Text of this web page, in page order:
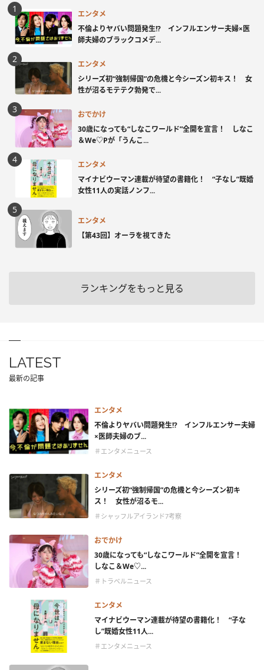
エンタメ
不倫よりヤバい問題発生!? インフルエンサー夫婦×医
師夫婦のブラックコメデ...
エンタメ
シリーズ初“強制帰国”の危機と今シーズン初キス！ 女
性が沼るモテテク勃発で...
おでかけ
30歳になっても“しなこワールド”全開を宣言！ しなこ
＆We♡Pが「うんこ...
エンタメ
マイナビウーマン連載が待望の書籍化！ “子なし”既婚
女性11人の実話ノンフ...
エンタメ
【第43回】オーラを視てきた
ランキングをもっと見る
LATEST
最新の記事
エンタメ
不倫よりヤバい問題発生!? インフルエンサー夫婦
×医師夫婦のブ...
＃エンタメニュース
エンタメ
シリーズ初“強制帰国”の危機と今シーズン初キ
ス！ 女性が沼るモ...
＃シャッフルアイランド7考察
おでかけ
30歳になっても“しなこワールド”全開を宣言！
しなこ＆We♡...
＃トラベルニュース
エンタメ
マイナビウーマン連載が待望の書籍化！ “子な
し”既婚女性11人...
＃エンタメニュース